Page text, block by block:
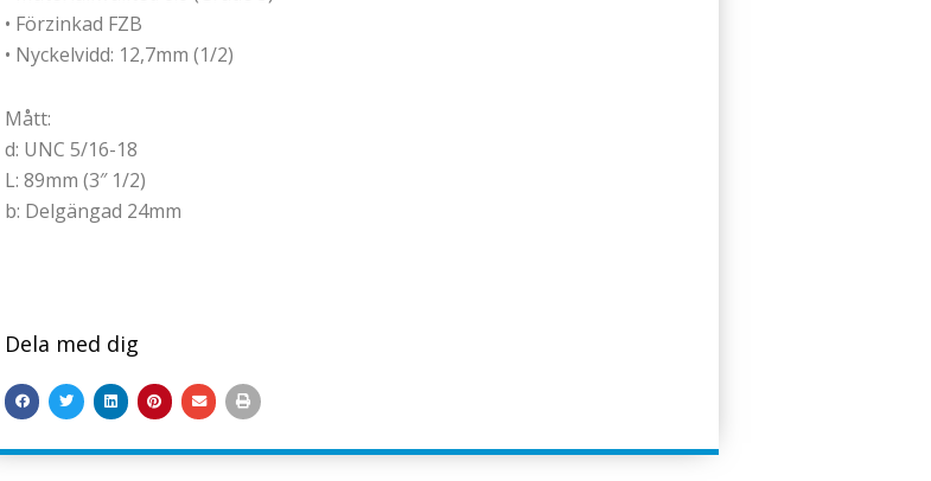
• Förzinkad FZB
• Nyckelvidd: 12,7mm (1/2)
Mått:
d: UNC 5/16-18
L: 89mm (3″ 1/2)
b: Delgängad 24mm
Dela med dig